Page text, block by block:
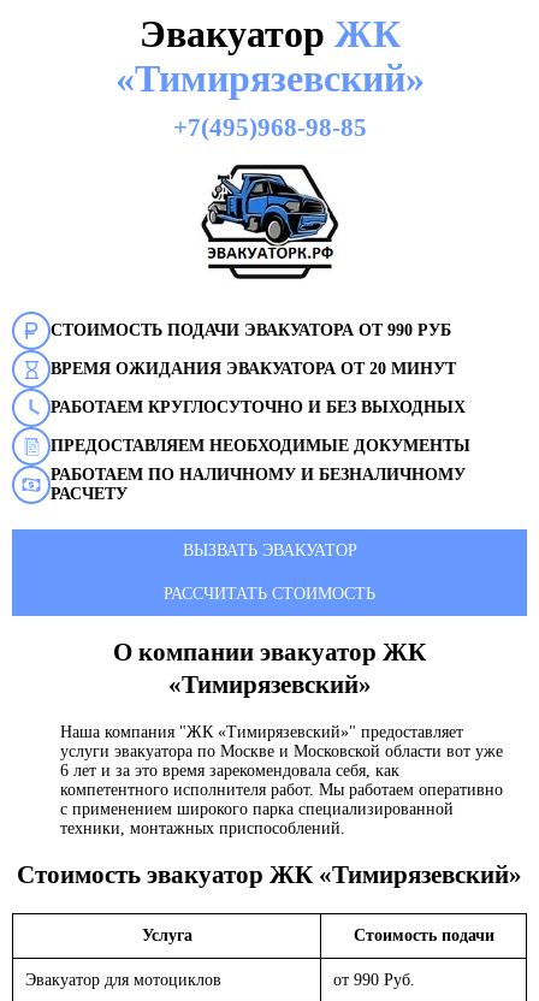
Эвакуатор ЖК
«Тимирязевский»
+7(495)968-98-85
СТОИМОСТЬ ПОДАЧИ ЭВАКУАТОРА ОТ 990 РУБ
ВРЕМЯ ОЖИДАНИЯ ЭВАКУАТОРА ОТ 20 МИНУТ
РАБОТАЕМ КРУГЛОСУТОЧНО И БЕЗ ВЫХОДНЫХ
ПРЕДОСТАВЛЯЕМ НЕОБХОДИМЫЕ ДОКУМЕНТЫ
РАБОТАЕМ ПО НАЛИЧНОМУ И БЕЗНАЛИЧНОМУ
РАСЧЕТУ
ВЫЗВАТЬ ЭВАКУАТОР
РАССЧИТАТЬ СТОИМОСТЬ
О компании эвакуатор ЖК
«Тимирязевский»
Наша компания "ЖК «Тимирязевский»" предоставляет
услуги эвакуатора по Москве и Московской области вот уже
6 лет и за это время зарекомендовала себя, как
компетентного исполнителя работ. Мы работаем оперативно
с применением широкого парка специализированной
техники, монтажных приспособлений.
Стоимость эвакуатор ЖК «Тимирязевский»
Услуга Стоимость подачи
Эвакуатор для мотоциклов от 990 Руб.